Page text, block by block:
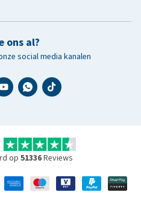
ons al?
social media kanalen
op 51336Reviews